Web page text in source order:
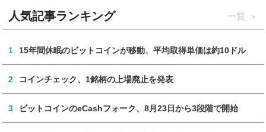
人気記事ランキング 一覧
1 15年間休眠のビットコインが移動、平均取得単価は約10ドル
2 コインチェック、1銘柄の上場廃止を発表
3 ビットコインのeCashフォーク、8月23日から3段階で開始